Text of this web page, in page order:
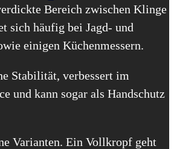
Bereich zwischen Klinge
sich häufig bei Jagd- und
einigen Küchenmessern.
Stabilität, verbessert im
und kann sogar als Handschutz
Varianten. Ein Vollkropf geht